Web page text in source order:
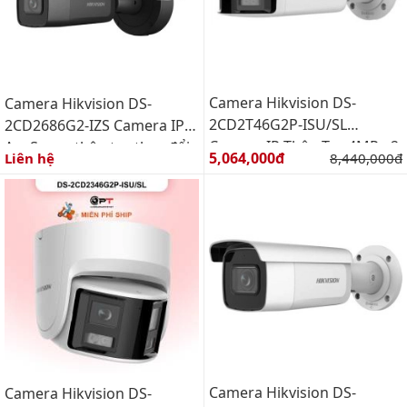
Camera Hikvision DS-
2CD2686G2-IZS Camera IP
AcuSense thân trụ thay đổi
tiêu cự thế hệ 2 8MP
Liên hệ
Camera Hikvision DS-
2CD2T46G2P-ISU/SL
Camera IP Thân Trụ 4MP - 2
ỐNG KÍNH GÓC SIÊU RỘNG
Giá bán:
5,064,000đ Giá gốc:
8,440,000đ
Camera Hikvision DS-
Camera Hikvision DS-